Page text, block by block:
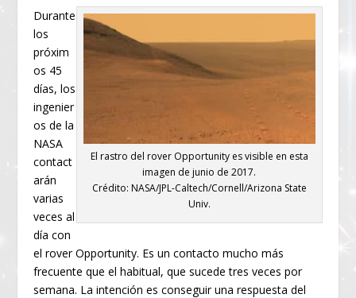
El rastro del rover Opportunity es visible en esta
imagen de junio de 2017.
Crédito: NASA/JPL-Caltech/Cornell/Arizona State
Univ.
Durante
los
próxim
os 45
días, los
ingenier
os de la
NASA
contact
arán
varias
veces al
día con
el rover Opportunity. Es un contacto mucho más
frecuente que el habitual, que sucede tres veces por
semana. La intención es conseguir una respuesta del